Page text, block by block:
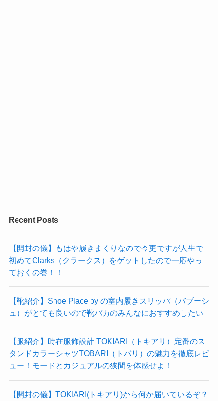
Recent Posts
【開封の儀】もはや履きまくりなので今更ですが人生で
初めてClarks（クラークス）をゲットしたので一応やっ
ておくの巻！！
【靴紹介】Shoe Place by の室内履きスリッパ（バブーシ
ュ）がとても良いので靴バカのみんなにおすすめしたい
【服紹介】時在服飾設計 TOKIARI（トキアリ）定番のス
タンドカラーシャツTOBARI（トバリ）の魅力を徹底レビ
ュー！モードとカジュアルの狭間を体感せよ！
【開封の儀】TOKIARI(トキアリ)から何か届いているぞ？